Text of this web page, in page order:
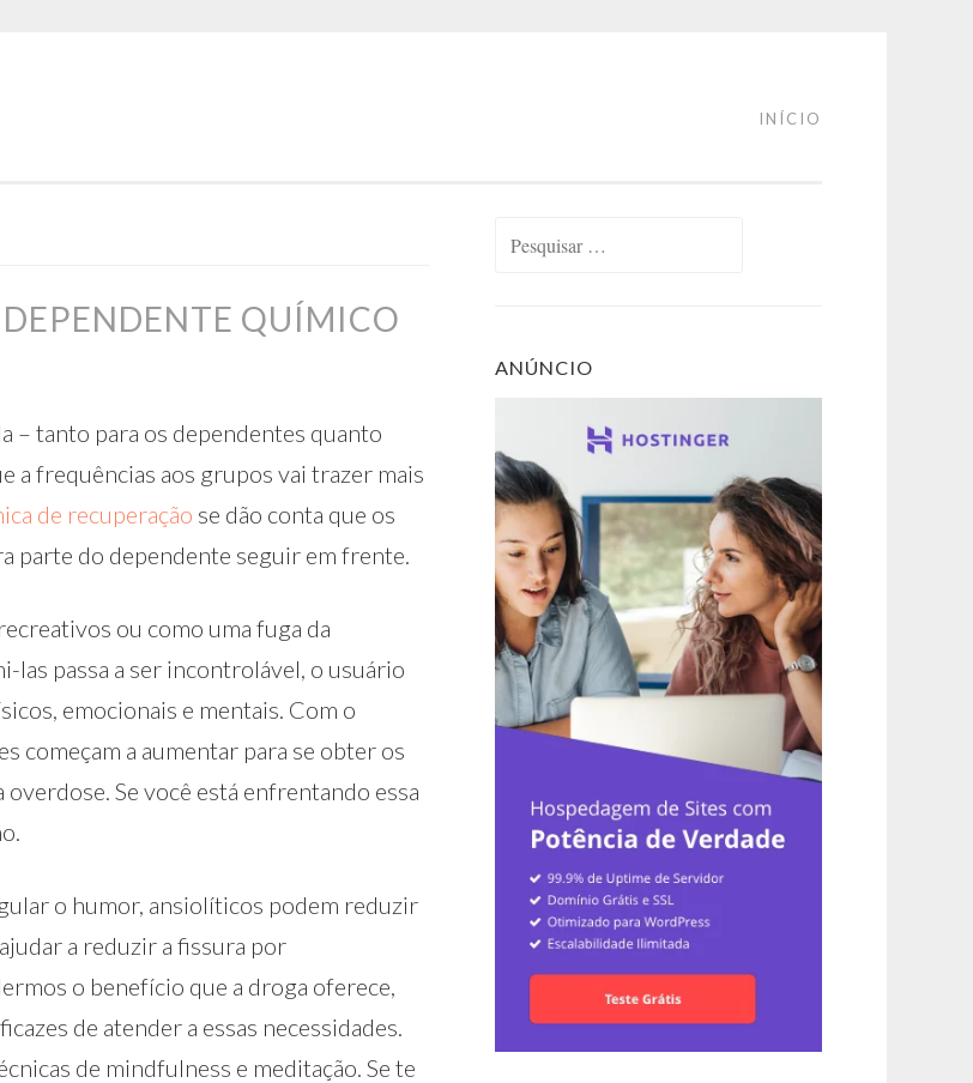
INÍCIO
QUÍMICO
– tanto para os dependentes quanto
a frequências aos grupos vai trazer mais
de recuperação se dão conta que os
parte do dependente seguir em frente.
ou como uma fuga da
las passa a ser incontrolável, o usuário
emocionais e mentais. Com o
começam a aumentar para se obter os
Se você está enfrentando essa
o humor, ansiolíticos podem reduzir
a reduzir a fissura por
o benefício que a droga oferece,
de atender a essas necessidades.
de mindfulness e meditação. Se te
ANÚNCIO